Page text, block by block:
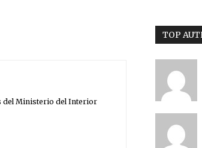
del Ministerio del Interior
TOP